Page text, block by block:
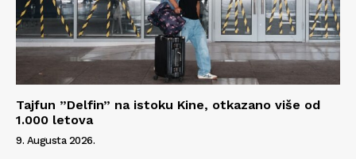
Tajfun ”Delfin” na istoku Kine, otkazano više od
1.000 letova
9. Augusta 2026.